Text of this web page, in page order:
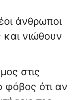
άνθρωποι
νιώθουν
στις
φόβος ότι αν